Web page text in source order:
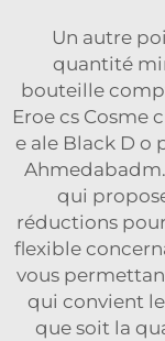
Un autre
quantité
bouteille
Eroe cs Cosme
e ale Black D o
qui
réductions
flexible
vous
qui convient
que soit la